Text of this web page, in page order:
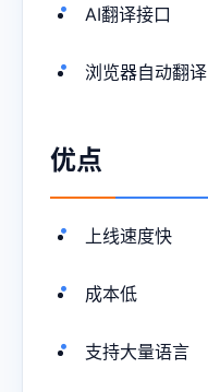
AI翻译接口
浏览器自动翻译
优点
上线速度快
成本低
支持大量语言